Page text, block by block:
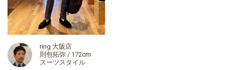
ring 大阪店
則包拓弥 / 172cm
スーツスタイル